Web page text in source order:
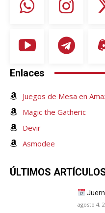
Enlaces
Juegos de Mesa en
Magic the Gatheric
Devir
Asmodee
ÚLTIMOS
agosto 4,